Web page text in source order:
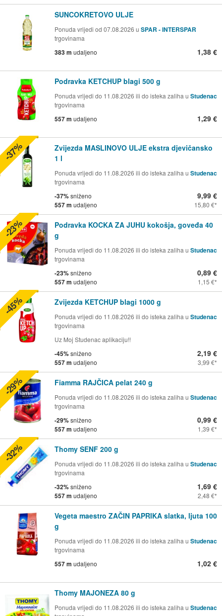
SUNCOKRETOVO ULJE
Ponuda vrijedi od 07.08.2026 u SPAR - INTERSPAR
trgovinama
383 m udaljeno 1,38 €
Podravka KETCHUP blagi 500 g
Ponuda vrijedi do 11.08.2026 ili do isteka zaliha u Studenac
trgovinama
557 m udaljeno 1,29 €
Zvijezda MASLINOVO ULJE ekstra djevičansko
1 l
Ponuda vrijedi do 11.08.2026 ili do isteka zaliha u Studenac
trgovinama
-37%sniženo
557 m udaljeno
9,99 €
15,80 €
-37%
Podravka KOCKA ZA JUHU kokošja, goveđa 40
g
Ponuda vrijedi do 11.08.2026 ili do isteka zaliha u Studenac
trgovinama
-23%sniženo
557 m udaljeno
0,89 €
1,15 €
-23%
Zvijezda KETCHUP blagi 1000 g
Ponuda vrijedi do 11.08.2026 ili do isteka zaliha u Studenac
trgovinama
Uz Moj Studenac aplikaciju!!
-45%sniženo
557 m udaljeno
2,19 €
3,99 €
-45%
Fiamma RAJČICA pelat 240 g
Ponuda vrijedi do 11.08.2026 ili do isteka zaliha u Studenac
trgovinama
-29%sniženo
557 m udaljeno
0,99 €
1,39 €
-29%
Thomy SENF 200 g
Ponuda vrijedi do 11.08.2026 ili do isteka zaliha u Studenac
trgovinama
-32%sniženo
557 m udaljeno
1,69 €
2,48 €
-32%
Vegeta maestro ZAČIN PAPRIKA slatka, ljuta 100
g
Ponuda vrijedi do 11.08.2026 ili do isteka zaliha u Studenac
trgovinama
557 m udaljeno 1,02 €
Thomy MAJONEZA 80 g
Ponuda vrijedi do 11.08.2026 ili do isteka zaliha u Studenac